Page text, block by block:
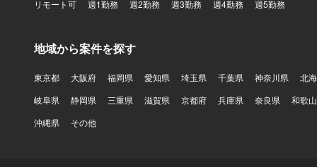
リモート可 週1勤務 週2勤務 週3勤務 週4勤務 週5勤務
地域から案件を探す
東京都 大阪府 福岡県 愛知県 埼玉県 千葉県 神奈川県
北
岐阜県
静岡県 三重県 滋賀県 京都府 兵庫県 奈良県
和歌
沖縄県
その他